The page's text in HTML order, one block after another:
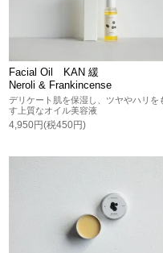
Facial Oil KAN 緩
Neroli & Frankincense
デリケート肌を保湿し、ツヤやハリを
す上質なオイル美容液
4,950円(税450円)